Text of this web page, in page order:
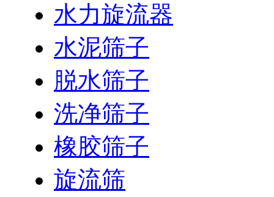
水力旋流器
水泥筛子
脱水筛子
洗净筛子
橡胶筛子
旋流筛